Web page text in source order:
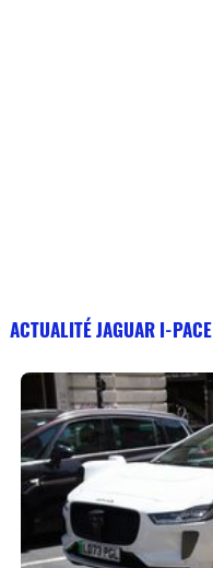
ACTUALITÉ JAGUAR I-PACE